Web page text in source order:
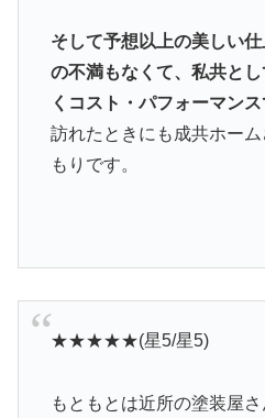
そして予想以上の美しい
の不満もなくて、私共と
くコスト・パフォーマンス
訪れたときにも成共ホー
もりです。
★★★★★(星5/星5)
もともとは近所の塗装屋